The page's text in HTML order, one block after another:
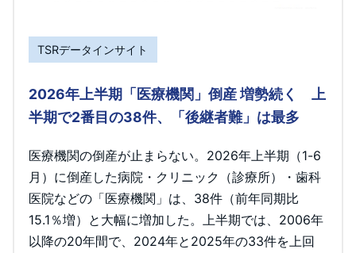
TSRデータインサイト
2026年上半期「医療機関」倒産 増勢続く 上
半期で2番目の38件、「後継者難」は最多
医療機関の倒産が止まらない。2026年上半期（1-6
月）に倒産した病院・クリニック（診療所）・歯科
医院などの「医療機関」は、38件（前年同期比
15.1％増）と大幅に増加した。上半期では、2006年
以降の20年間で、2024年と2025年の33件を上回